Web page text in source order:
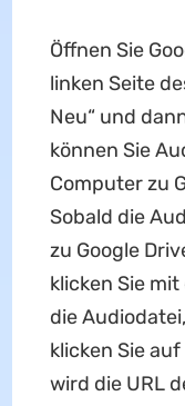
Öffnen Sie
linken Seite
Neu“ und
können Sie
Computer zu
Sobald die
zu Google
klicken Sie
die
klicken Sie auf
wird die URL